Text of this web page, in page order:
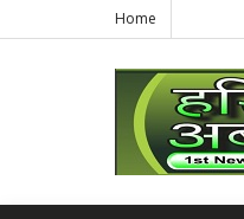
Home